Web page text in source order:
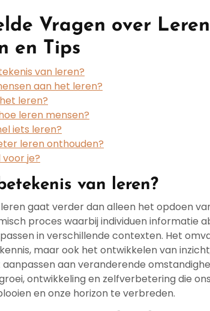
Vragen over
en Tips
van leren?
aan het leren?
leren?
leren mensen?
iets leren?
leren onthouden?
je?
van leren?
gaat verder dan alleen het opdoen
proces waarbij individuen informatie
in verschillende contexten. Het
maar ook het ontwikkelen van
aan veranderende
ontwikkeling en zelfverbetering die
en onze horizon te verbreden.